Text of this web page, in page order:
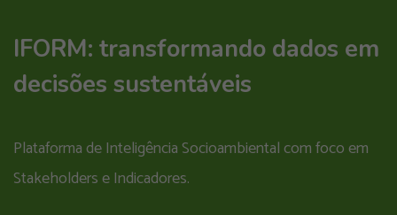
IFORM: transformando dados em
decisões sustentáveis
Plataforma de Inteligência Socioambiental com foco em
Stakeholders e Indicadores.